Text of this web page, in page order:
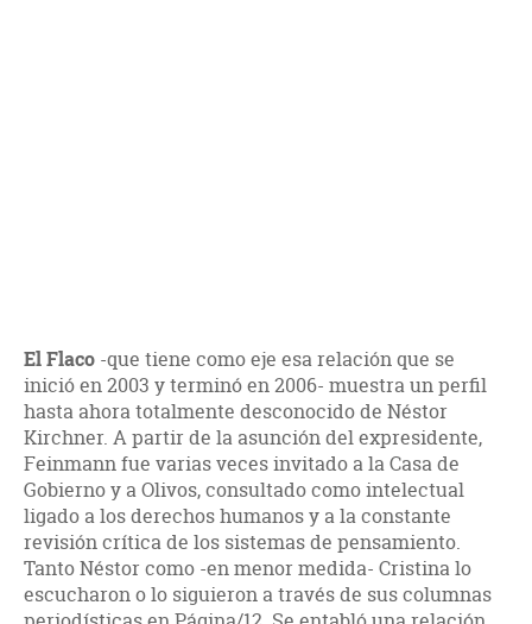
El Flaco -que tiene como eje esa relación que se
inició en 2003 y terminó en 2006- muestra un perfil
hasta ahora totalmente desconocido de Néstor
Kirchner. A partir de la asunción del expresidente,
Feinmann fue varias veces invitado a la Casa de
Gobierno y a Olivos, consultado como intelectual
ligado a los derechos humanos y a la constante
revisión crítica de los sistemas de pensamiento.
Tanto Néstor como -en menor medida- Cristina lo
escucharon o lo siguieron a través de sus columnas